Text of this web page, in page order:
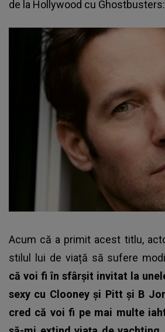
de la Hollywood cu
Acum că a primit acest titlu,
stilul lui de viață să sufere
că voi fi în sfârșit invitat la
sexy cu Clooney și Pitt și B
cred că voi fi pe mai multe